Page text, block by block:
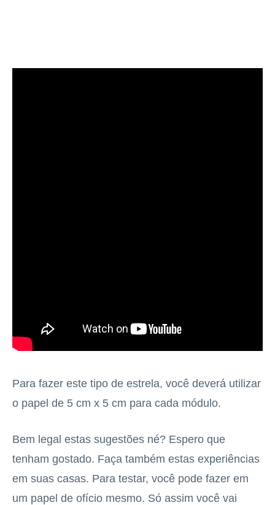
Para fazer este tipo de estrela, você deverá utilizar
o papel de 5 cm x 5 cm para cada módulo.
Bem legal estas sugestões né? Espero que
tenham gostado. Faça também estas experiências
em suas casas. Para testar, você pode fazer em
um papel de ofício mesmo. Só assim você vai